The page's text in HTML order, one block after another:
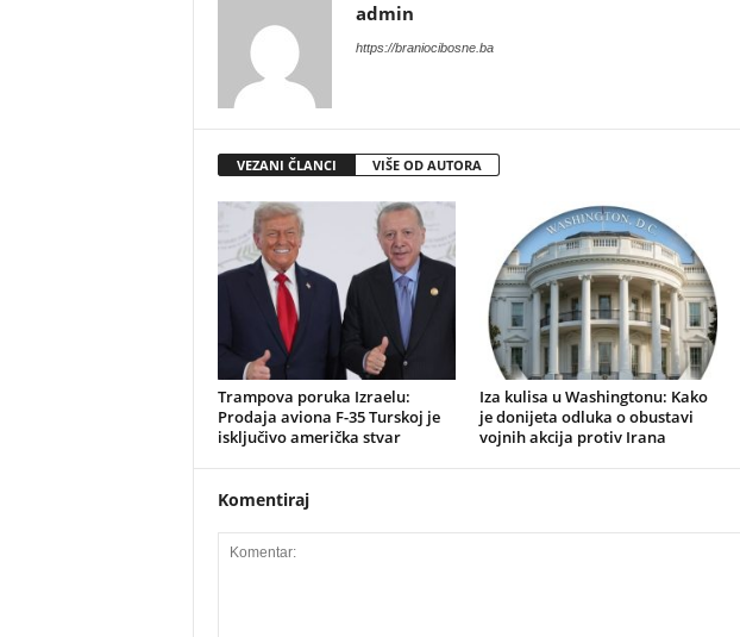
admin
https://braniocibosne.ba
VEZANI ČLANCI VIŠE OD AUTORA
Trampova poruka Izraelu:
Prodaja aviona F-35 Turskoj je
isključivo američka stvar
​Iza kulisa u Washingtonu: Kako
je donijeta odluka o obustavi
vojnih akcija protiv Irana
Komentiraj